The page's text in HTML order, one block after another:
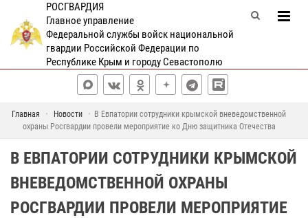
РОСГВАРДИЯ
Главное управление
Федеральной службы войск национальной
гвардии Российской Федерации по
Республике Крым и городу Севастополю
Главная Новости
В Евпатории сотрудники крымской вневедомственной
охраны Росгвардии провели мероприятие ко Дню защитника Отечества
В ЕВПАТОРИИ СОТРУДНИКИ КРЫМСКОЙ
ВНЕВЕДОМСТВЕННОЙ ОХРАНЫ
РОСГВАРДИИ ПРОВЕЛИ МЕРОПРИЯТИЕ